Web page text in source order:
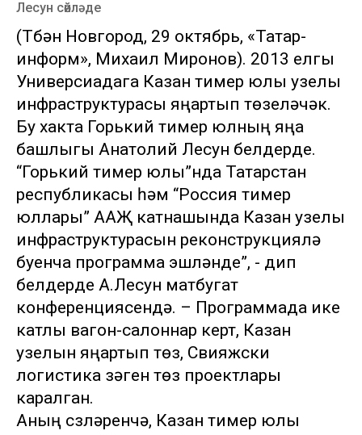
Лесун сөйләде
(Түбән Новгород, 29 октябрь, «Татар-
информ», Михаил Миронов). 2013 елгы
Универсиадага Казан тимер юлы узелы
инфраструктурасы яңартып төзеләчәк.
Бу хакта Горький тимер юлның яңа
башлыгы Анатолий Лесун белдерде.
“Горький тимер юлы”нда Татарстан
республикасы һәм “Россия тимер
юллары” ААҖ катнашында Казан узелы
инфраструктурасын реконструкцияләү
буенча программа эшләнде”, - дип
белдерде А.Лесун матбугат
конференциясендә. – Программада ике
катлы вагон-салоннар кертү, Казан
узелын яңартып төзү, Свияжски
логистика үзәген төзү проектлары
каралган.
Аның сүзләренчә, Казан тимер юлы